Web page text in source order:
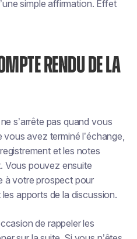
simple affirmation. Effet
RENDU DE LA
s’arrête pas quand vous
avez terminé l’échange,
et les notes
Vous pouvez ensuite
à votre prospect pour
apports de la discussion.
de rappeler les